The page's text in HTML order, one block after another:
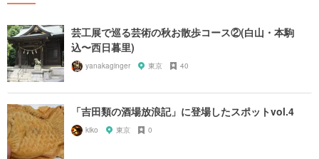
芸工展で巡る芸術の秋お散歩コース②(白山・本駒
込〜西日暮里)
yanakaginger 東京 40
「吉田類の酒場放浪記」に登場したスポットvol.4
kiko 東京 0